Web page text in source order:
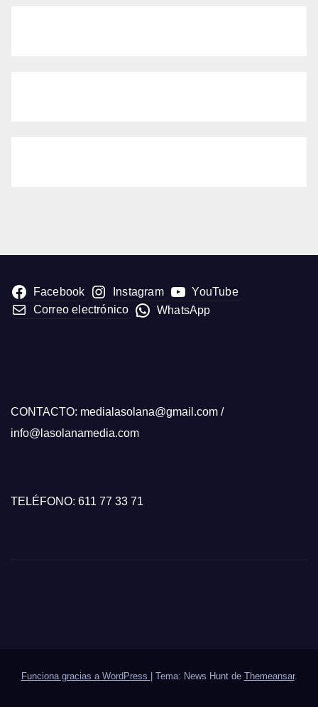
Facebook Instagram
YouTube
Correo electrónico
WhatsApp
CONTACTO: medialasolana@gmail.com /
info@lasolanamedia.com
TELÉFONO: 611 77 33 71
Funciona gracias a WordPress Tema: News Hunt de Themeansar.